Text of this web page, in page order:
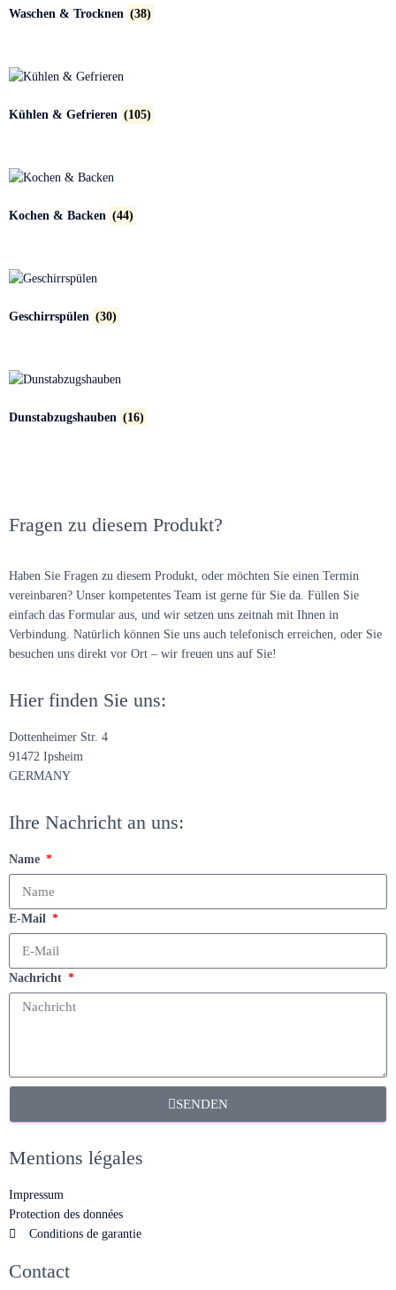
Waschen & Trocknen (38)
Kühlen & Gefrieren (105)
Kochen & Backen (44)
Geschirrspülen (30)
Dunstabzugshauben (16)
Fragen zu diesem Produkt?
Haben Sie Fragen zu diesem Produkt, oder möchten Sie einen Termin
vereinbaren? Unser kompetentes Team ist gerne für Sie da. Füllen Sie
einfach das Formular aus, und wir setzen uns zeitnah mit Ihnen in
Verbindung. Natürlich können Sie uns auch telefonisch erreichen, oder Sie
besuchen uns direkt vor Ort – wir freuen uns auf Sie!
Hier finden Sie uns:
Dottenheimer Str. 4
91472 Ipsheim
GERMANY
Ihre Nachricht an uns:
Name
E-Mail
Nachricht
SENDEN
Mentions légales
Impressum
Protection des données
Conditions de garantie
Contact